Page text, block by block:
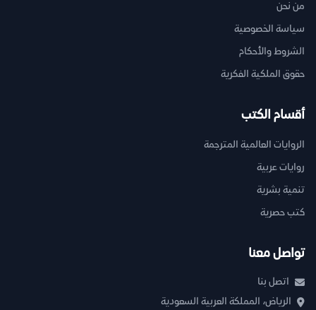
من نحن
سياسة الخصوصية
الشروط والأحكام
حقوق الملكية الفكرية
أقسام الكتب
الروايات العالمية المترجمة
روايات عربية
تنمية بشرية
كتب حصرية
تواصل معنا
اتصل بنا
الرياض، المملكة العربية السعودية